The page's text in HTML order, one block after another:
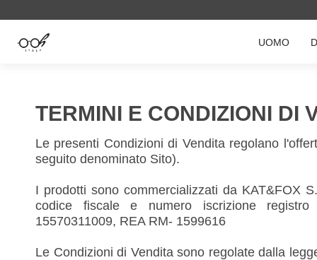
UOMO
TERMINI E CONDIZIONI DI
Le presenti Condizioni di Vendita regolano
seguito denominato Sito).
I prodotti sono commercializzati da KAT&FOX
codice fiscale e numero iscrizione
15570311009, REA RM- 1599616
Le Condizioni di Vendita sono regolate dalla